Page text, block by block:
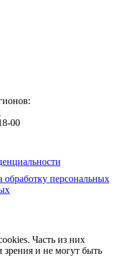
00
обработку персональных
Часть из них
зрения и не могут быть